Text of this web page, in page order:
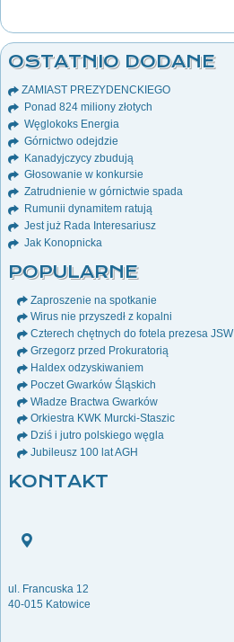
OSTATNIO DODANE
ZAMIAST PREZYDENCKIEGO
Ponad 824 miliony złotych
Węglokoks Energia
Górnictwo odejdzie
Kanadyjczycy zbudują
Głosowanie w konkursie
Zatrudnienie w górnictwie spada
Rumunii dynamitem ratują
Jest już Rada Interesariusz
Jak Konopnicka
POPULARNE
Zaproszenie na spotkanie
Wirus nie przyszedł z kopalni
Czterech chętnych do fotela prezesa JSW
Grzegorz przed Prokuratorią
Haldex odzyskiwaniem
Poczet Gwarków Śląskich
Władze Bractwa Gwarków
Orkiestra KWK Murcki-Staszic
Dziś i jutro polskiego węgla
Jubileusz 100 lat AGH
KONTAKT
ul. Francuska 12
40-015 Katowice